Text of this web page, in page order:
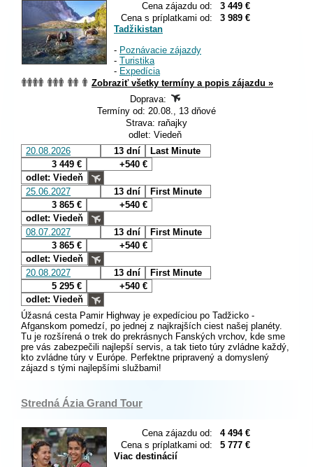
Cena zájazdu od:
3 449 €
Cena s príplatkami od:
3 989 €
Tadžikistan
- Poznávacie zájazdy
- Turistika
- Expedícia
Zobraziť všetky termíny a popis zájazdu »
Doprava:
Termíny od: 20.08., 13 dňové
Strava: raňajky
odlet: Viedeň
20.08.2026
13 dní
Last Minute
3 449 €
+540 €
odlet: Viedeň
25.06.2027
13 dní
First Minute
3 865 €
+540 €
odlet: Viedeň
08.07.2027
13 dní
First Minute
3 865 €
+540 €
odlet: Viedeň
20.08.2027
13 dní
First Minute
5 295 €
+540 €
odlet: Viedeň
Úžasná cesta Pamir Highway je expedíciou po Tadžicko -
Afganskom pomedzí, po jednej z najkrajších ciest našej planéty.
Tu je rozšírená o trek do prekrásnych Fanských vrchov, kde sme
pre vás zabezpečili najlepší servis, a tak tieto túry zvládne každý,
kto zvládne túry v Európe. Perfektne pripravený a domyslený
zájazd s tými najlepšími službami!
Stredná Ázia Grand Tour
Cena zájazdu od:
4 494 €
Cena s príplatkami od:
5 777 €
Viac destinácií